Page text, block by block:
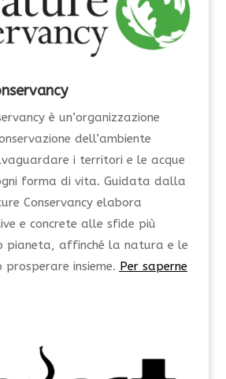
è un’organizzazione
dell’ambiente
i territori e le acque
forma di vita. Guidata dalla
Conservancy elabora
e concrete alle sfide più
pianeta, affinché la natura e le
prosperare insieme. Per saperne